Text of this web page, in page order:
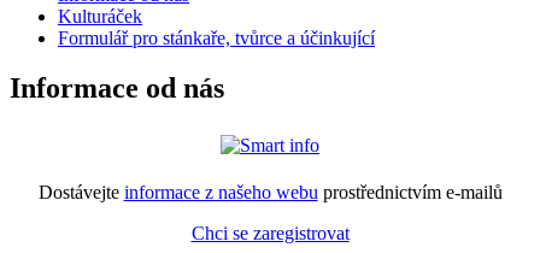
Kulturáček
Formulář pro stánkaře, tvůrce a účinkující
Informace od nás
Dostávejte informace z našeho webu prostřednictvím e-mailů
Chci se zaregistrovat